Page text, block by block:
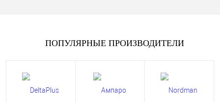
ПОПУЛЯРНЫЕ ПРОИЗВОДИТЕЛИ